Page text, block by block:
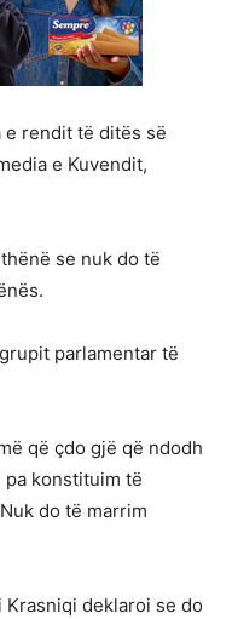
e rendit të ditës së
e Kuvendit,
se nuk do të
parlamentar të
që çdo gjë që ndodh
konstituim të
do të marrim
Krasniqi deklaroi se do